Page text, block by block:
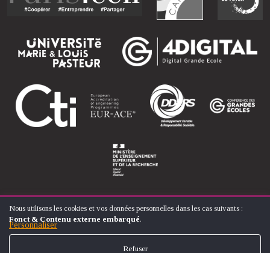
© ÉCOLE NATIONALE SUPÉRIEURE D'ARTS ET MÉTIERS
MENTIONS LÉGALES
UTILISATION
DES
DONNÉES
Nous utilisons les cookies et vos données personnelles dans les cas suivants :
Fonct & Contenu externe embarqué.
Personnaliser
Refuser